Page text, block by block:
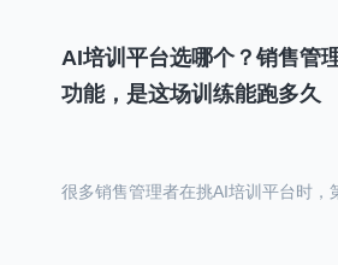
AI培训平台选哪个？销售管
功能，是这场训练能跑多久
很多销售管理者在挑AI培训平台时，